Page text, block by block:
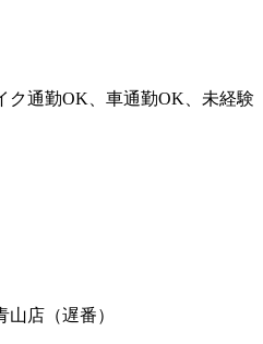
ク通勤OK、車通勤OK、未経験
店（遅番）